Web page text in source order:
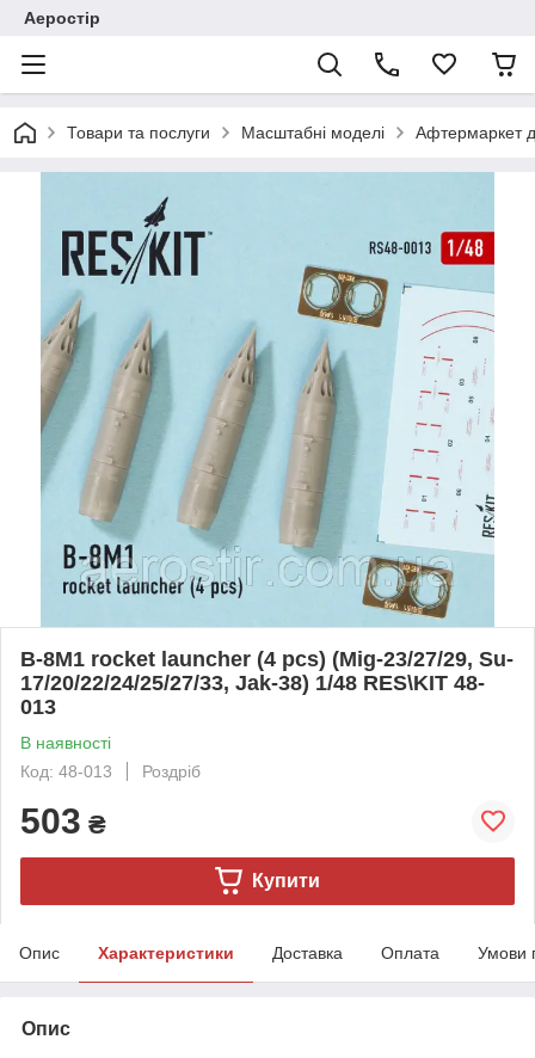
Аеростір
Товари та послуги Масштабні моделі Афтермаркет
B-8M1 rocket launcher (4 pcs) (Mig-23/27/29, Su-
17/20/22/24/25/27/33, Jak-38) 1/48 RES\KIT 48-
013
В наявності
Код: 48-013
Роздріб
503 ₴
Купити
Опис Характеристики Доставка Оплата Умови
Опис